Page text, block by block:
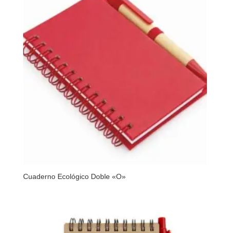
Cuaderno Ecológico Doble «O»